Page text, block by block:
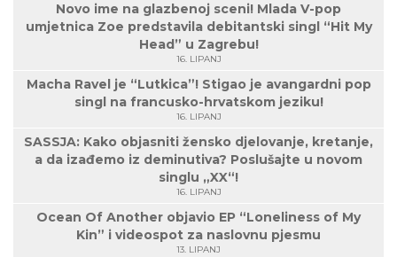
Novo ime na glazbenoj sceni! Mlada V-pop
umjetnica Zoe predstavila debitantski singl “Hit My
Head” u Zagrebu!
16. LIPANJ
Macha Ravel je “Lutkica”! Stigao je avangardni pop
singl na francusko-hrvatskom jeziku!
16. LIPANJ
SASSJA: Kako objasniti žensko djelovanje, kretanje,
a da izađemo iz deminutiva? Poslušajte u novom
singlu „XX“!
16. LIPANJ
Ocean Of Another objavio EP “Loneliness of My
Kin” i videospot za naslovnu pjesmu
13. LIPANJ